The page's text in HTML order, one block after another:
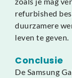
refurbished
duurzamere
leven te geven.
Conclusie
De Samsung